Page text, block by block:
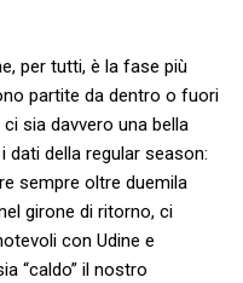
per tutti, è la fase più
partite da dentro o fuori
sia davvero una bella
dati della regular season:
sempre oltre duemila
girone di ritorno, ci
con Udine e
“caldo” il nostro